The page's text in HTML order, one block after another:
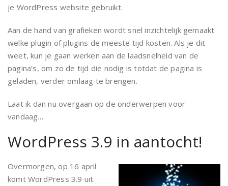
je WordPress website gebruikt.
Aan de hand van grafieken wordt snel inzichtelijk gemaakt
welke plugin of plugins de meeste tijd kosten. Als je dit
weet, kun je gaan werken aan de laadsnelheid van de
pagina’s, om zo de tijd die nodig is totdat de pagina is
geladen, verder omlaag te brengen.
Laat ik dan nu overgaan op de onderwerpen voor
vandaag…
WordPress 3.9 in aantocht!
Overmorgen, op 16 april
komt WordPress 3.9 uit.